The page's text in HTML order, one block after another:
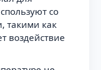
со
такими как
воздействие